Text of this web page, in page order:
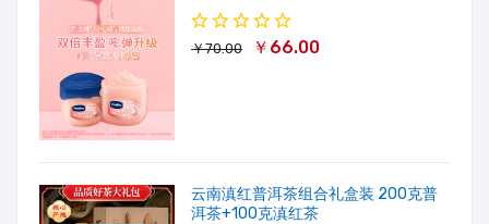
￥70.00 ￥66.00
云南滇红普洱茶组合礼盒装 200克普
洱茶+100克滇红茶